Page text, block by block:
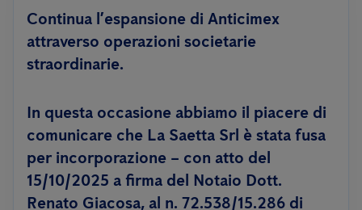
Continua l’espansione di Anticimex
attraverso operazioni societarie
straordinarie.
In questa occasione abbiamo il piacere di
comunicare che La Saetta Srl è stata fusa
per incorporazione – con atto del
15/10/2025 a firma del Notaio Dott.
Renato Giacosa, al n. 72.538/15.286 di